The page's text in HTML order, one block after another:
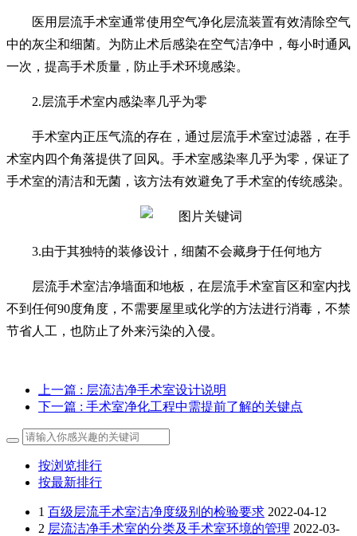
医用层流手术室通常使用空气净化层流装置有效清除空气
中的灰尘和细菌。为防止术后感染在空气洁净中，每小时通风
一次，提高手术质量，防止手术环境感染。
2.层流手术室内感染率几乎为零
手术室内正压气流的存在，通过层流手术室过滤器，在手
术室内四个角落提供了回风。手术室感染率几乎为零，保证了
手术室的清洁和无菌，该方法有效避免了手术室的传统感染。
3.由于其独特的装修设计，细菌不会藏身于任何地方
层流手术室洁净墙面和地板，在层流手术室盲区和室内找
不到任何90度角度，不需要屋里或化学的方法进行消毒，不禁
节省人工，也防止了外来污染的入侵。
上一篇 : 层流洁净手术室设计说明
下一篇 : 手术室净化工程中需提前了解的关键点
按浏览排行
按最新排行
1 百级层流手术室洁净度级别的检验要求 2022-04-12
2 层流洁净手术室的分类及手术室环境的管理 2022-03-